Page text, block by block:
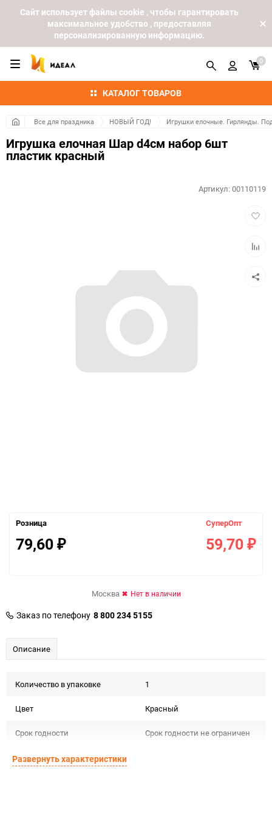
Cайт использует файлы cookie , чтобы гарантировать
максимальное удобство , предоставляя
персонализированную информацию.
КАТАЛОГ ТОВАРОВ
0
Все для праздника НОВЫЙ ГОД! Игрушки елочные. Гирлянды.
Игрушка елочная Шар d4см набор 6шт
пластик красный
Артикул:00110119
Розница
79,60 ₽
СуперОпт
59,70 ₽
Москва Нет в наличии
Заказ по телефону 8 800 234 5155
Описание
Количество в упаковке 1
Цвет Красный
Срок годности Срок годности не ограничен
Страна изготовителя
Развернуть характеристики